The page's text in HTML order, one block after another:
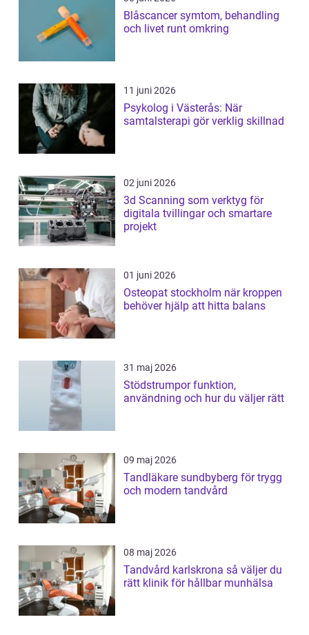
Blåscancer symtom, behandling
och livet runt omkring
11 juni 2026
Psykolog i Västerås: När
samtalsterapi gör verklig skillnad
02 juni 2026
3d Scanning som verktyg för
digitala tvillingar och smartare
projekt
01 juni 2026
Osteopat stockholm när kroppen
behöver hjälp att hitta balans
31 maj 2026
Stödstrumpor funktion,
användning och hur du väljer rätt
09 maj 2026
Tandläkare sundbyberg för trygg
och modern tandvård
08 maj 2026
Tandvård karlskrona så väljer du
rätt klinik för hållbar munhälsa